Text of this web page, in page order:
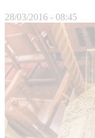
28/03/2016 - 08:45